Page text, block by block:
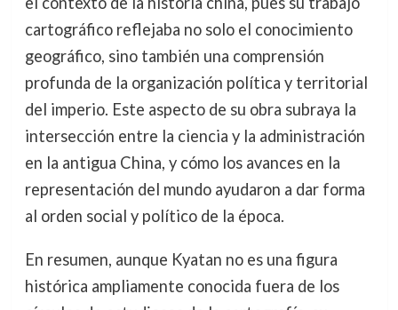
cartográfico reflejaba no solo el conocimiento
geográfico, sino también una comprensión
profunda de la organización política y territorial
del imperio. Este aspecto de su obra subraya la
intersección entre la ciencia y la administración
en la antigua China, y cómo los avances en la
representación del mundo ayudaron a dar forma
al orden social y político de la época.
En resumen, aunque Kyatan no es una figura
histórica ampliamente conocida fuera de los